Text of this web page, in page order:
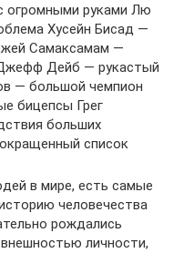
огромными руками Лю
Хусейн Бисад —
Самаксамам —
Дейб — рукастый
— большой чемпион
бицепсы Грег
больших
список
в мире, есть самые
человечества
рождались
личности,